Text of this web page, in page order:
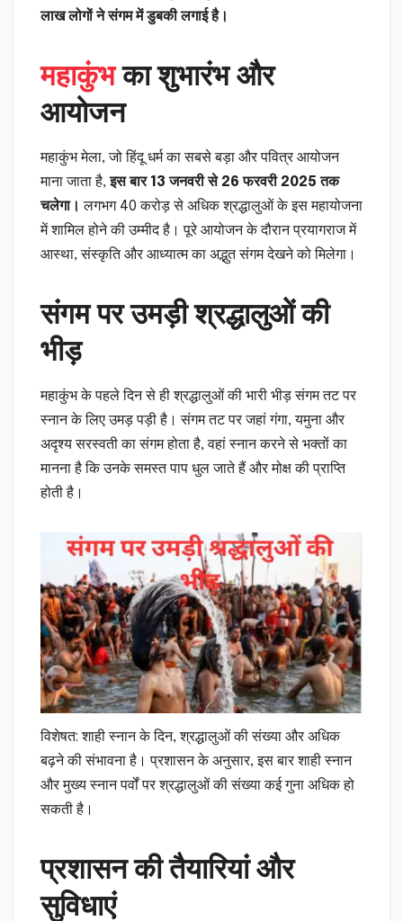
लाख लोगों ने संगम में डुबकी लगाई है।
महाकुंभका शुभारंभ और
आयोजन
महाकुंभ मेला, जो हिंदू धर्म का सबसे बड़ा और पवित्र आयोजन
माना जाता है,इस बार 13 जनवरी से 26 फरवरी 2025 तक
चलेगा।लगभग 40 करोड़ से अधिक श्रद्धालुओं के इस महायोजना
में शामिल होने की उम्मीद है। पूरे आयोजन के दौरान प्रयागराज में
आस्था, संस्कृति और आध्यात्म का अद्भुत संगम देखने को मिलेगा।
संगम पर उमड़ी श्रद्धालुओं की
भीड़
महाकुंभ के पहले दिन से ही श्रद्धालुओं की भारी भीड़ संगम तट पर
स्नान के लिए उमड़ पड़ी है। संगम तट पर जहां गंगा, यमुना और
अदृश्य सरस्वती का संगम होता है, वहां स्नान करने से भक्तों का
मानना है कि उनके समस्त पाप धुल जाते हैं और मोक्ष की प्राप्ति
होती है।
विशेषत: शाही स्नान के दिन, श्रद्धालुओं की संख्या और अधिक
बढ़ने की संभावना है। प्रशासन के अनुसार, इस बार शाही स्नान
और मुख्य स्नान पर्वों पर श्रद्धालुओं की संख्या कई गुना अधिक हो
सकती है।
प्रशासन की तैयारियां और
सुविधाएं